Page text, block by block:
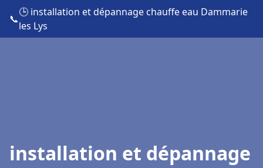
📞
🕒 installation et dépannage chauffe eau Dammarie
les Lys
installation et dépannage